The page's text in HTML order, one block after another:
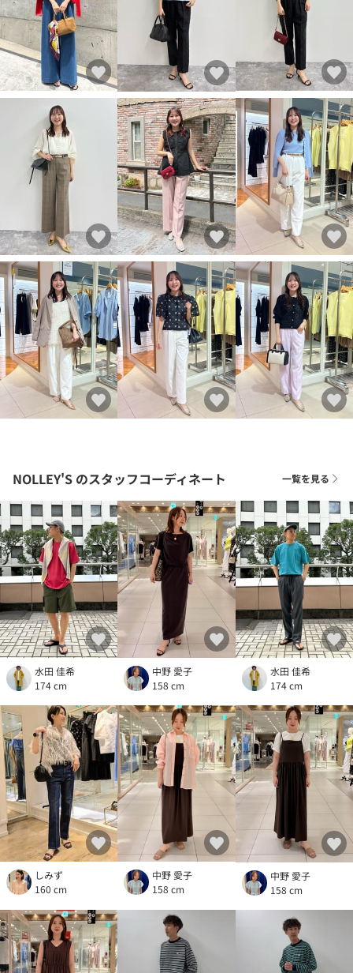
NOLLEY'S のスタッフコーディネート 一覧を見る
水田 佳希
174 cm
中野 愛子
158 cm
水田 佳希
174 cm
しみず
160 cm
中野 愛子
158 cm
中野 愛子
158 cm